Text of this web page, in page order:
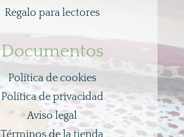
Regalo para lectores
Documentos
Política de cookies
Política de privacidad
Aviso legal